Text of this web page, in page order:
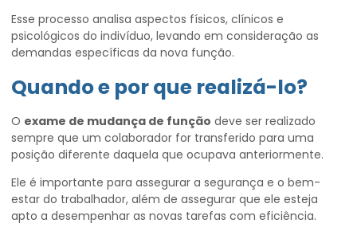
Esse processo analisa aspectos físicos, clínicos e
psicológicos do indivíduo, levando em consideração as
demandas específicas da nova função.
Quando e por que realizá-lo?
O exame de mudança de função deve ser realizado
sempre que um colaborador for transferido para uma
posição diferente daquela que ocupava anteriormente.
Ele é importante para assegurar a segurança e o bem-
estar do trabalhador, além de assegurar que ele esteja
apto a desempenhar as novas tarefas com eficiência.